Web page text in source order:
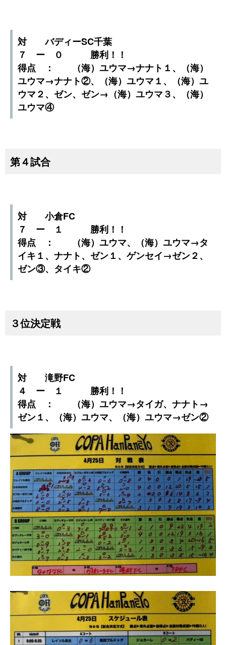
対 バディーSC千葉
７ ー ０ 勝利！！
得点 ： （海）ユウマ→ナナト１、（海）
ユウマ→ナナト②、（海）ユウマ１、（海）ユ
ウマ２、ゼン、ゼン→（海）ユウマ３、（海）
ユウマ④
第４試合
対 小倉FC
７ ー １ 勝利！！
得点 ： （海）ユウマ、（海）ユウマ→タ
イキ１、ナナト、ゼン１、ゲンセイ→ゼン２、
ゼン③、タイキ②
３位決定戦
対 滝野FC
４ ー １ 勝利！！
得点 ： （海）ユウマ→タイガ、ナナト→
ゼン１、（海）ユウマ、（海）ユウマ→ゼン②